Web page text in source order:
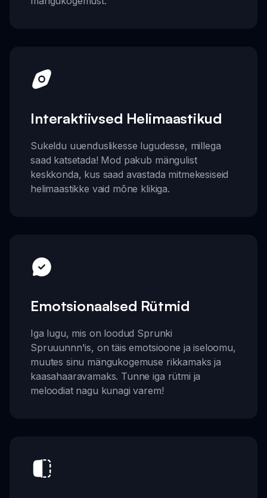
Interaktiivsed Helimaastikud
Sukeldu uuenduslikesse lugudesse, millega
saad katsetada! Mod pakub mängulist
keskkonda, kus saad avastada mitmekesiseid
helimaastikke vaid mõne klikiga.
Emotsionaalsed Rütmid
Iga lugu, mis on loodud Sprunki
Spruuunnn'is, on täis emotsioone ja iseloomu,
muutes sinu mängukogemuse rikkamaks ja
kaasahaaravamaks. Tunne iga rütmi ja
meloodiat nagu kunagi varem!